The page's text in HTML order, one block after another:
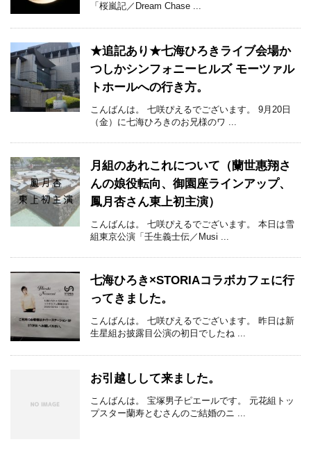
「桜嵐記／Dream Chase ...
★追記あり★七海ひろきライブ会場か
つしかシンフォニーヒルズ モーツァル
トホールへの行き方。
こんばんは。 七咲ぴえるでございます。 9月20日
（金）に七海ひろきのお兄様のワ ...
月組のあれこれについて（蘭世惠翔さ
んの娘役転向、御園座ラインアップ、
鳳月杏さん東上初主演）
こんばんは。 七咲ぴえるでございます。 本日は雪
組東京公演「壬生義士伝／Musi ...
七海ひろき×STORIAコラボカフェに行
ってきました。
こんばんは。 七咲ぴえるでございます。 昨日は新
生星組お披露目公演の初日でしたね ...
お引越しして来ました。
こんばんは。 宝塚男子ピエールです。 元花組トッ
プスター蘭寿とむさんのご結婚のニ ...